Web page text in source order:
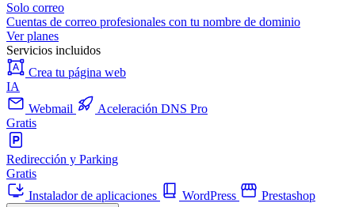
Solo correo
Cuentas de correo profesionales con tu nombre de dominio
Ver planes
Servicios incluidos
Crea tu página web
IA
Webmail
Aceleración DNS Pro
Gratis
Redirección y Parking
Gratis
Instalador de aplicaciones
WordPress Prestashop